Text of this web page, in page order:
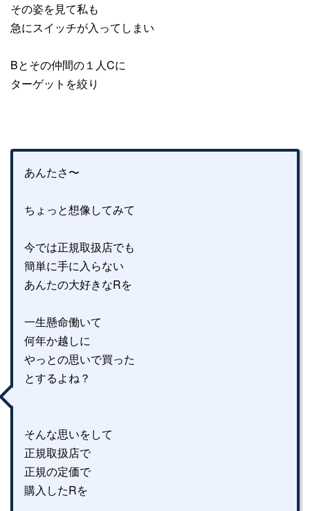
その姿を見て私も
急にスイッチが入ってしまい
Bとその仲間の１人Cに
ターゲットを絞り
あんたさ〜
ちょっと想像してみて
今では正規取扱店でも
簡単に手に入らない
あんたの大好きなRを
一生懸命働いて
何年か越しに
やっとの思いで買った
とするよね？
そんな思いをして
正規取扱店で
正規の定価で
購入したRを